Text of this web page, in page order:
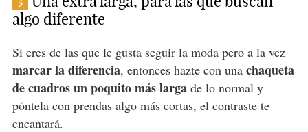
algo diferente
Si eres de las que le gusta seguir la moda pero a la vez
marcar la diferencia, entonces hazte con una chaqueta
de cuadros un poquito más largade lo normal y
póntela con prendas algo más cortas, el contraste te
encantará.